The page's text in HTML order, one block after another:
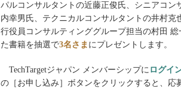
パルコンサルタントの近藤正俊氏、シニアコン
内幸男氏、テクニカルコンサルタントの井村克
行役員コンサルティンググループ担当の村田 総
た書籍を抽選で3名さま にプレゼントします。
TechTargetジャパン メンバーシップに ログイ
の［お申し込み］ボタンをクリックすると、応